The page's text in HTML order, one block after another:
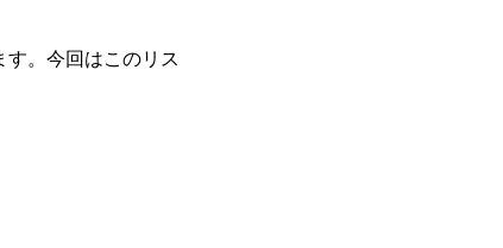
。今回はこのリス